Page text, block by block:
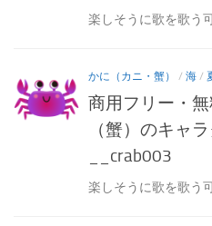
楽しそうに歌を歌う
かに（カニ・蟹） / 海 /
商用フリー・
（蟹）のキャ
__crab003
楽しそうに歌を歌う